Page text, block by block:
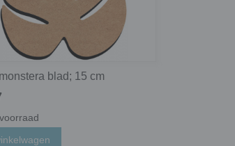
blad; 15 cm